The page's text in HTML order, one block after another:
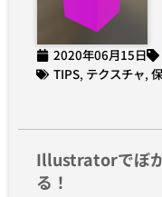
2020年06月15日
TIPS, テクスチャ,
Illustratorでぼ
る！